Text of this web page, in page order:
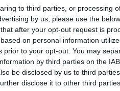
to third parties, or processing
by us, please use the
after your opt-out request is
on personal information
prior to your opt-out. You may
by third parties on the
be disclosed by us to third
disclose it to other third parties.